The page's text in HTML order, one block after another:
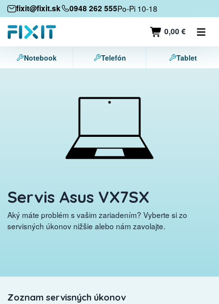
fixit@fixit.sk 0948 262 555Po-Pi 10-18
0,00 €
Mobilné zariadenia
Mobilné telefóny
Tablety
Notebook Telefón Tablet
Servis Asus VX7SX
Aký máte problém s vašim zariadením? Vyberte si zo
servisných úkonov nižšie alebo nám zavolajte.
Zoznam servisných úkonov